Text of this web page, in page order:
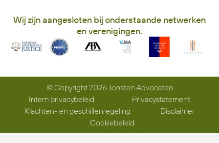
Wij zijn aangesloten bij onderstaande netwerken
en verenigingen.
© Copyright 2026 Joosten Advocaten
Intern privacybeleid
Privacystatement
Klachten- en geschillenregeling
Disclaimer
Cookiebeleid